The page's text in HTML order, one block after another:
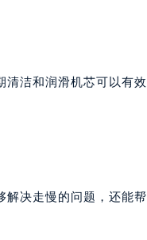
清洁和润滑机芯可以有效
解决走慢的问题，还能帮